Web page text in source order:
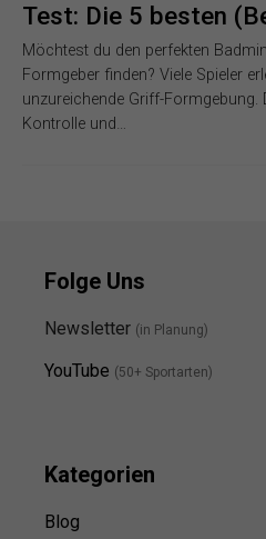
Test: Die 5 besten
Möchtest du den perfekten
Formgeber finden? Viele Spieler
unzureichende Griff-Formgebung.
Kontrolle und…
Folge Uns
Newsletter (in Planung)
YouTube (50+ Sportarten)
Kategorien
Blog